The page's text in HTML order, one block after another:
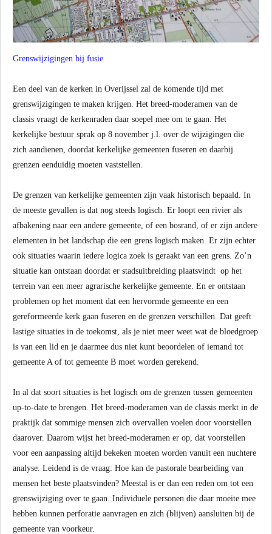
Grenswijzigingen bij fusie
Een deel van de kerken in Overijssel zal de komende tijd met
grenswijzigingen te maken krijgen. Het breed-moderamen van de
classis vraagt de kerkenraden daar soepel mee om te gaan. Het
kerkelijke bestuur sprak op 8 november j.l. over de wijzigingen die
zich aandienen, doordat kerkelijke gemeenten fuseren en daarbij
grenzen eenduidig moeten vaststellen.
De grenzen van kerkelijke gemeenten zijn vaak historisch bepaald. In
de meeste gevallen is dat nog steeds logisch. Er loopt een rivier als
afbakening naar een andere gemeente, of een bosrand, of er zijn andere
elementen in het landschap die een grens logisch maken. Er zijn echter
ook situaties waarin iedere logica zoek is geraakt van een grens. Zo’n
situatie kan ontstaan doordat er stadsuitbreiding plaatsvindt op het
terrein van een meer agrarische kerkelijke gemeente. En er ontstaan
problemen op het moment dat een hervormde gemeente en een
gereformeerde kerk gaan fuseren en de grenzen verschillen. Dat geeft
lastige situaties in de toekomst, als je niet meer weet wat de bloedgroep
is van een lid en je daarmee dus niet kunt beoordelen of iemand tot
gemeente A of tot gemeente B moet worden gerekend.
In al dat soort situaties is het logisch om de grenzen tussen gemeenten
up-to-date te brengen. Het breed-moderamen van de classis merkt in de
praktijk dat sommige mensen zich overvallen voelen door voorstellen
daarover. Daarom wijst het breed-moderamen er op, dat voorstellen
voor een aanpassing altijd bekeken moeten worden vanuit een nuchtere
analyse. Leidend is de vraag: Hoe kan de pastorale bearbeiding van
mensen het beste plaatsvinden? Meestal is er dan een reden om tot een
grenswijziging over te gaan. Individuele personen die daar moeite mee
hebben kunnen perforatie aanvragen en zich (blijven) aansluiten bij de
gemeente van voorkeur.